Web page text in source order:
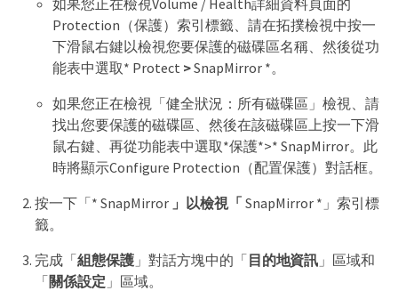
如果您正在檢視Volume / Health詳細資料頁面的
Protection（保護）索引標籤、請在拓撲檢視中按一
下滑鼠右鍵以檢視您要保護的磁碟區名稱、然後從功
能表中選取* Protect >SnapMirror *。
如果您正在檢視「健全狀況：所有磁碟區」檢視、請
找出您要保護的磁碟區、然後在該磁碟區上按一下滑
鼠右鍵、再從功能表中選取*保護*>* SnapMirror。此
時將顯示Configure Protection（配置保護）對話框。
按一下「* SnapMirror 」以檢視「 SnapMirror *」索引標
籤。
完成「組態保護」對話方塊中的「目的地資訊 」區域和
「關係設定 」區域。